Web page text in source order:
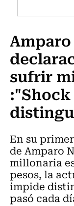
Programas
sufrir
En su
de Amparo
millonaria
pesos, la
impide
pasó cada